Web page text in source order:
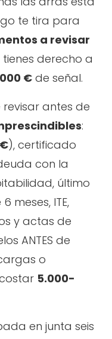
te tira para
a revisar
tienes derecho a
€ de señal.
antes de
:
), certificado
con la
último
meses, ITE,
y actas de
ANTES de
o
5.000-
en junta seis